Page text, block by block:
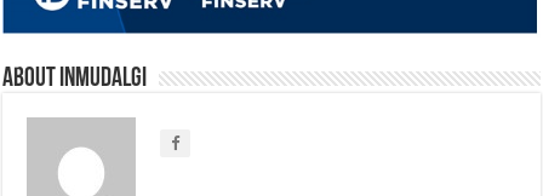
About inmudalgi